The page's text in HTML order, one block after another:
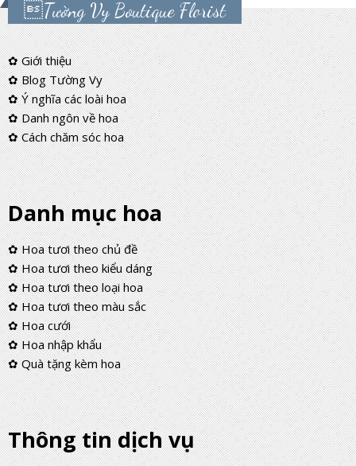
Tường Vy Boutique Florist
✿ Giới thiệu
✿ Blog Tường Vy
✿ Ý nghĩa các loài hoa
✿ Danh ngôn về hoa
✿ Cách chăm sóc hoa
Danh mục hoa
✿ Hoa tươi theo chủ đề
✿ Hoa tươi theo kiểu dáng
✿ Hoa tươi theo loại hoa
✿ Hoa tươi theo màu sắc
✿ Hoa cưới
✿ Hoa nhập khẩu
✿ Quà tặng kèm hoa
Thông tin dịch vụ